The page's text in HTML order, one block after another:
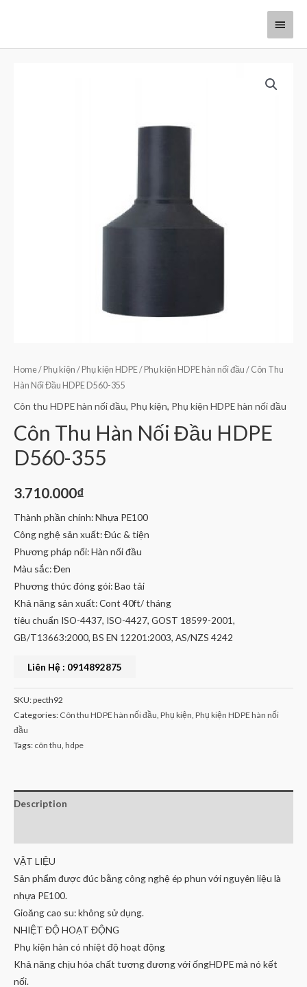
Home/ Phụ kiện / Phụ kiện HDPE/ Phụ kiện HDPE hàn nối đầu / Côn Thu
Hàn Nối Đầu HDPE D560-355
Côn thu HDPE hàn nối đầu, Phụ kiện, Phụ kiện HDPE hàn nối đầu
Côn Thu Hàn Nối Đầu HDPE
D560-355
3.710.000₫
Thành phần chính: Nhựa PE100
Công nghệ sản xuất: Đúc & tiện
Phương pháp nối: Hàn nối đầu
Màu sắc: Đen
Phương thức đóng gói: Bao tải
Khả năng sản xuất: Cont 40ft/ tháng
tiêu chuẩn ISO-4437, ISO-4427, GOST 18599-2001,
GB/T13663:2000, BS EN 12201:2003, AS/NZS 4242
Liên Hệ : 0914892875
SKU:pecth92
Categories: Côn thu HDPE hàn nối đầu Phụ kiện Phụ kiện HDPE hàn nối
đầu
Tags: côn thu hdpe
Description
VẬT LIỆU
Sản phẩm được đúc bằng công nghệ ép phun với nguyên liệu là
nhựa PE100.
Gioăng cao su: không sử dụng.
NHIỆT ĐỘ HOẠT ĐỘNG
Phụ kiện hàn có nhiệt độ hoạt động
Khả năng chịu hóa chất tương đương với ốngHDPE mà nó kết
nối.